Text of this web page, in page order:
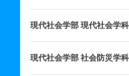
現代社会学部 現代社会学科
現代社会学部 社会防災学科